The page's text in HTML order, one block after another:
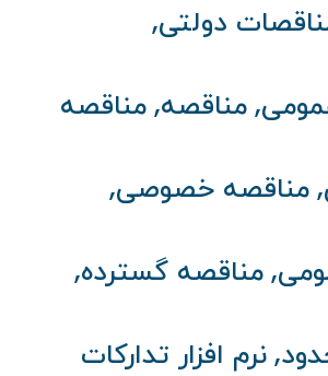
دولتی,
, مناقصه, مناقصه
, مناقصه خصوصی,
, مناقصه گسترده,
, نرم افزار تدارکات